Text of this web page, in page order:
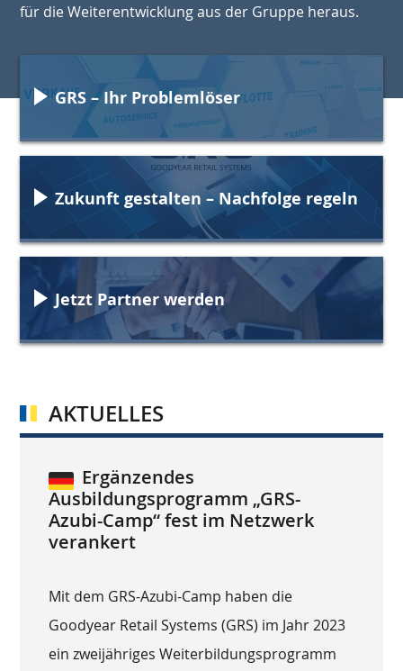
für die Weiterentwicklung aus der Gruppe heraus.
GRS – Ihr Problemlöser
Zukunft gestalten – Nachfolge regeln
Jetzt Partner werden
AKTUELLES
Ergänzendes
Ausbildungsprogramm „GRS-
Azubi-Camp“ fest im Netzwerk
verankert
Mit dem GRS-Azubi-Camp haben die
Goodyear Retail Systems (GRS) im Jahr 2023
ein zweijähriges Weiterbildungsprogramm